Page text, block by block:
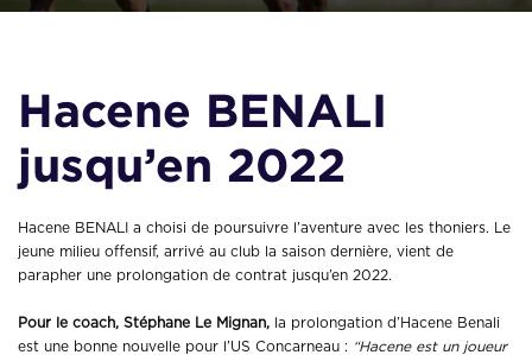
Hacene BENALI
jusqu’en 2022
Hacene BENALI a choisi de poursuivre l’aventure avec les thoniers. Le
jeune milieu offensif, arrivé au club la saison dernière, vient de
parapher une prolongation de contrat jusqu’en 2022.
Pour le coach, Stéphane Le Mignan, la prolongation d’Hacene Benali
est une bonne nouvelle pour l’US Concarneau : “Hacene est un joueur